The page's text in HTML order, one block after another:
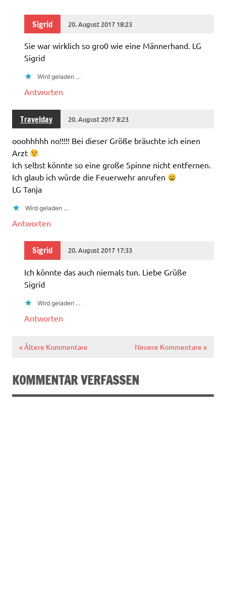
Sigrid 20. August 2017 18:23
Sie war wirklich so gro0 wie eine Männerhand. LG
Sigrid
Wird geladen …
Antworten
Travelday 20. August 2017 8:23
ooohhhhh no!!!!! Bei dieser Größe bräuchte ich einen
Arzt
Ich selbst könnte so eine große Spinne nicht entfernen.
Ich glaub ich würde die Feuerwehr anrufen
LG Tanja
Wird geladen …
Antworten
Sigrid 20. August 2017 17:33
Ich könnte das auch niemals tun. Liebe Grüße
Sigrid
Wird geladen …
Antworten
« Ältere Kommentare Neuere Kommentare »
KOMMENTAR VERFASSEN